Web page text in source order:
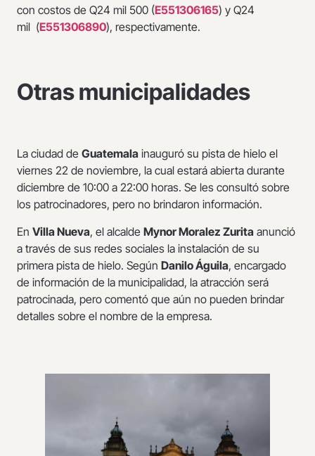
con costos de Q24 mil 500 (E551306165) y Q24
mil (E551306890), respectivamente.
Otras municipalidades
La ciudad de Guatemala inauguró su pista de hielo el
viernes 22 de noviembre, la cual estará abierta durante
diciembre de 10:00 a 22:00 horas. Se les consultó sobre
los patrocinadores, pero no brindaron información.
En Villa Nueva, el alcalde Mynor Moralez Zurita anunció
a través de sus redes sociales la instalación de su
primera pista de hielo. Según Danilo Águila, encargado
de información de la municipalidad, la atracción será
patrocinada, pero comentó que aún no pueden brindar
detalles sobre el nombre de la empresa.